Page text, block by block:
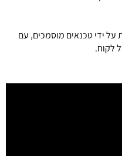
ידי טכנאים מוסמכים, עם
לקוח.